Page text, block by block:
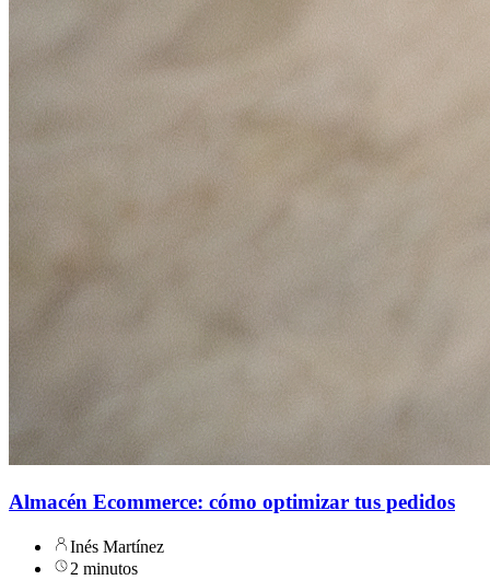
Almacén Ecommerce: cómo optimizar tus pedidos
Inés Martínez
2 minutos